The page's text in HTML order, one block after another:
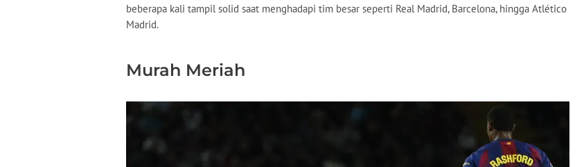
beberapa kali tampil solid saat menghadapi tim besar seperti Real Madrid, Barcelona, hingga Atlético
Madrid.
Murah Meriah